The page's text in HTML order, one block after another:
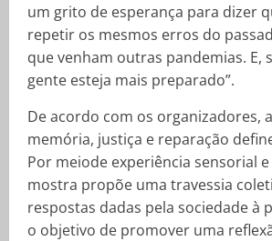
um grito de esperança para dizer
repetir os mesmos erros do
que venham outras pandemias. E,
gente esteja mais preparado”.
De acordo com os organizadores,
memória, justiça e reparação
Por meiode experiência sensorial
mostra propõe uma travessia
respostas dadas pela sociedade à
o objetivo de promover uma